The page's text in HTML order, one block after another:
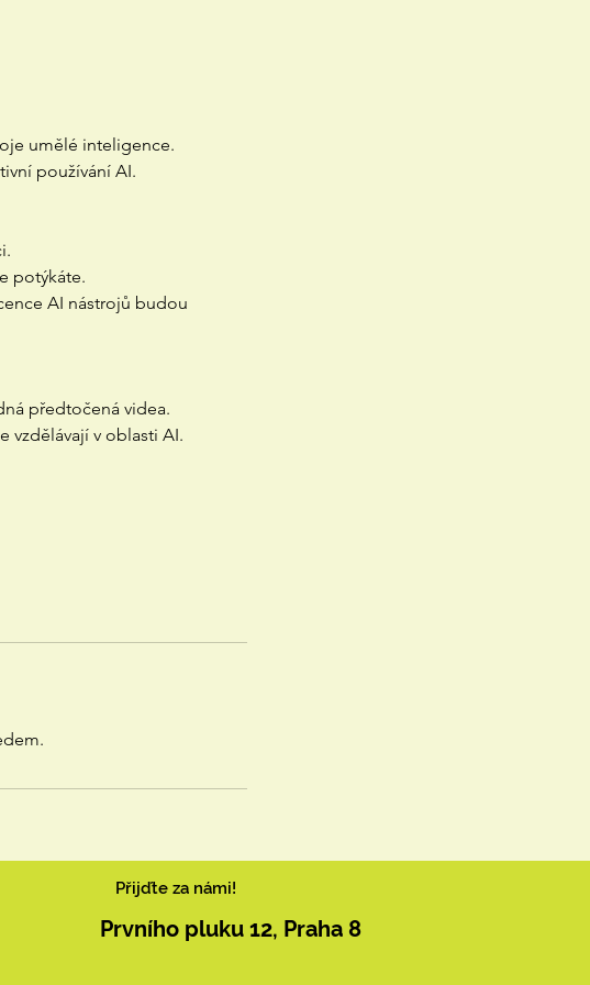
umělé inteligence.
používání AI.
potýkáte.
AI nástrojů budou
předtočená videa.
vzdělávají v oblasti AI.
Přijďte za námi!
Prvního pluku 12, Praha 8